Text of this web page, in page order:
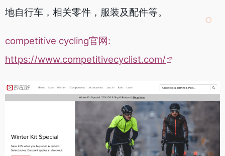
地自行车，相关零件，服装及配件等。
competitive cycling官网:
https://www.competitivecyclist.com/